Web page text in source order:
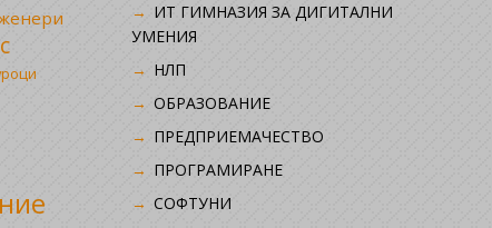
ИТ ГИМНАЗИЯ ЗА ДИГИТАЛНИ
УМЕНИЯ
НЛП
ОБРАЗОВАНИЕ
ПРЕДПРИЕМАЧЕСТВО
ПРОГРАМИРАНЕ
СОФТУНИ